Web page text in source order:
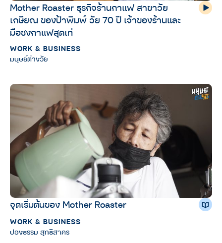
Mother Roaster ธุรกิจร้านกาแฟ สาขาวัย
เกษียณ ของป้าพิมพ์ วัย 70 ปี เจ้าของร้านและ
มือชงกาแฟสุดเท่
WORK & BUSINESS
มนุษย์ต่างวัย
จุดเริ่มต้นของ Mother Roaster
WORK & BUSINESS
ปองธรรม สุทธิสาคร